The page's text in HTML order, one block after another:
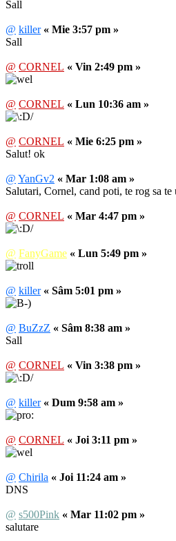
Sall
@ killer « Mie 3:57 pm »
Sall
@ CORNEL « Vin 2:49 pm »
@ CORNEL « Lun 10:36 am »
@ CORNEL « Mie 6:25 pm »
Salut! ok
@ YanGv2 « Mar 1:08 am »
Salutari, Cornel, cand poti, te rog sa
@ CORNEL « Mar 4:47 pm »
@ FanyGame « Lun 5:49 pm »
@ killer « Sâm 5:01 pm »
@ BuZzZ « Sâm 8:38 am »
Sall
@ CORNEL « Vin 3:38 pm »
@ killer « Dum 9:58 am »
@ CORNEL « Joi 3:11 pm »
@ Chirila « Joi 11:24 am »
DNS
@ s500Pink « Mar 11:02 pm »
salutare